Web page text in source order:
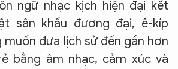
ngữ nhạc kịch hiện đại kết
sân khấu đương đại, ê-kíp
đưa lịch sử đến gần hơn
bằng âm nhạc, cảm xúc và